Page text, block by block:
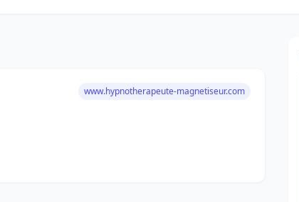
www.hypnotherapeute-magnetiseur.com